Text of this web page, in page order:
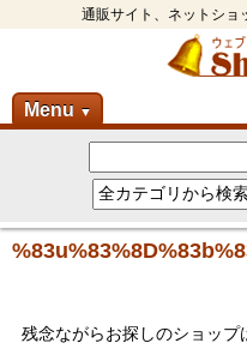
通販サイト、ネットショ
Menu ▼
残念ながらお探しのショップ